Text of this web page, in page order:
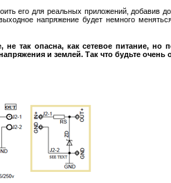
его для реальных приложений, добавив
напряжение будет немного
так опасна, как сетевое питание,
и землей. Так что будьте очень